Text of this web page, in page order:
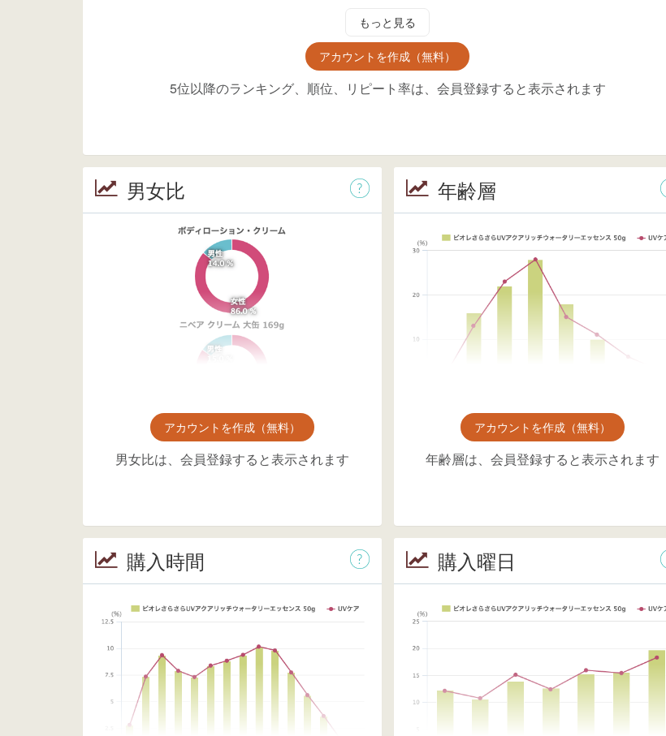
もっと見る
アカウントを作成（無料）
5位以降のランキング、順位、リピート率は、会員登録すると表示されます
男女比
アカウントを作成（無料）
男女比は、会員登録すると表示されます
年齢層
アカウントを作成（無料）
年齢層は、会員登録すると表示されます
購入時間 購入曜日